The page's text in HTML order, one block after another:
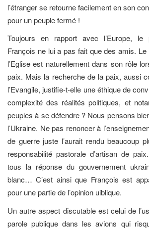
l’étranger se retourne facilement en son
pour un peuple fermé !
Toujours en rapport avec l’Europe,
François ne lui a pas fait que des amis.
l’Eglise est naturellement dans son rôle
paix. Mais la recherche de la paix, aussi
l’Evangile, justifie-t-elle une éthique de
complexité des réalités politiques, et
peuples à se défendre ? Nous pensons
l’Ukraine. Ne pas renoncer à
de guerre juste l’aurait rendu beaucoup
responsabilité pastorale d’artisan de
tous la réponse du gouvernement
blanc… C’est ainsi que François est
pour une partie de l’opinion uiblique.
Un autre aspect discutable est celui de
parole publique dans les avions qui